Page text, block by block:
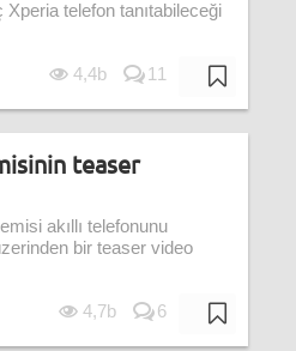
telefon tanıtabileceği
4,4b 11
teaser
akıllı telefonunu
bir teaser video
4,7b 6